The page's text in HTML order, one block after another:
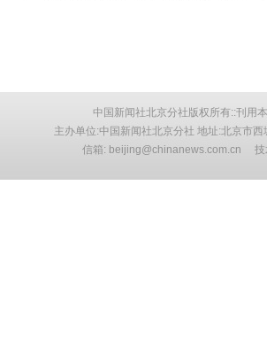
中国新闻社北京分社版权所有::刊用
主办单位:中国新闻社北京分社 地址:北京市
信箱: beijing@chinanews.com.cn 技